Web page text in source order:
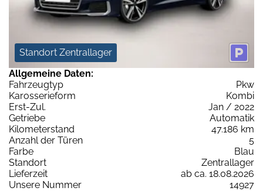
Standort Zentrallager
Allgemeine Daten:
Fahrzeugtyp
Pkw
Karosserieform
Kombi
Erst-Zul.
Jan / 2022
Getriebe
Automatik
Kilometerstand
47.186 km
Anzahl der Türen
5
Farbe
Blau
Standort
Zentrallager
Lieferzeit
ab ca. 18.08.2026
Unsere Nummer
14927